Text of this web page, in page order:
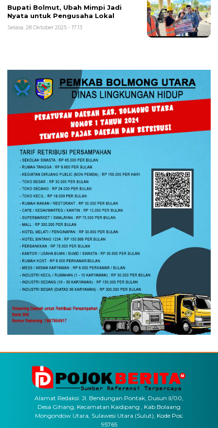
Bupati Bolmut, Ubah Mimpi Jadi
Nyata untuk Pengusaha Lokal
Selasa, 28 Oktober 2025 - 17:13
Alamat Redaksi: Jl. Bendungan Pontak, Dusun II/00,
Desa Gihang, Kecamatan Kaidipang , Kab.Bolaang
Mongondow Utara, Sulawesi Utara (Sulut), Kode Pos:
95765